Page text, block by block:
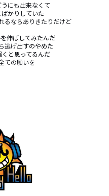
にも出来なくて
かりしていた
るならありきたりだけど
伸ばしてみたんだ
逃げ出すのやめた
と思ってるんだ
ての願いを